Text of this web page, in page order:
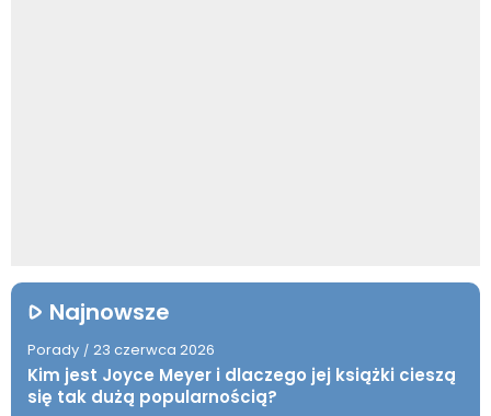
Najnowsze
Porady / 23 czerwca 2026
Kim jest Joyce Meyer i dlaczego jej książki cieszą
się tak dużą popularnością?